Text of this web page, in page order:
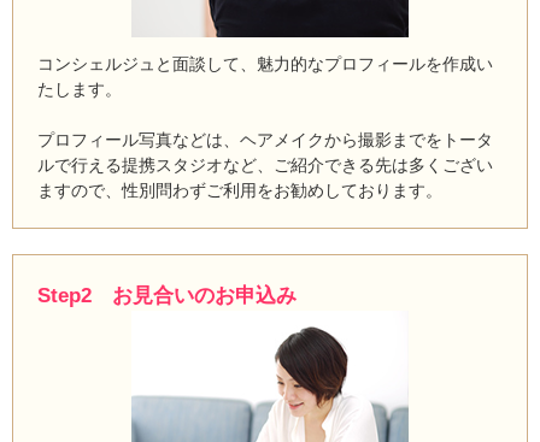
コンシェルジュと面談して、魅力的なプロフィールを作成い
たします。
プロフィール写真などは、ヘアメイクから撮影までをトータ
ルで行える提携スタジオなど、ご紹介できる先は多くござい
ますので、性別問わずご利用をお勧めしております。
Step2 お見合いのお申込み